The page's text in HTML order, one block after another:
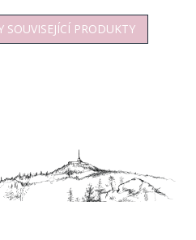
SOUVISEJÍCÍ PRODUKTY